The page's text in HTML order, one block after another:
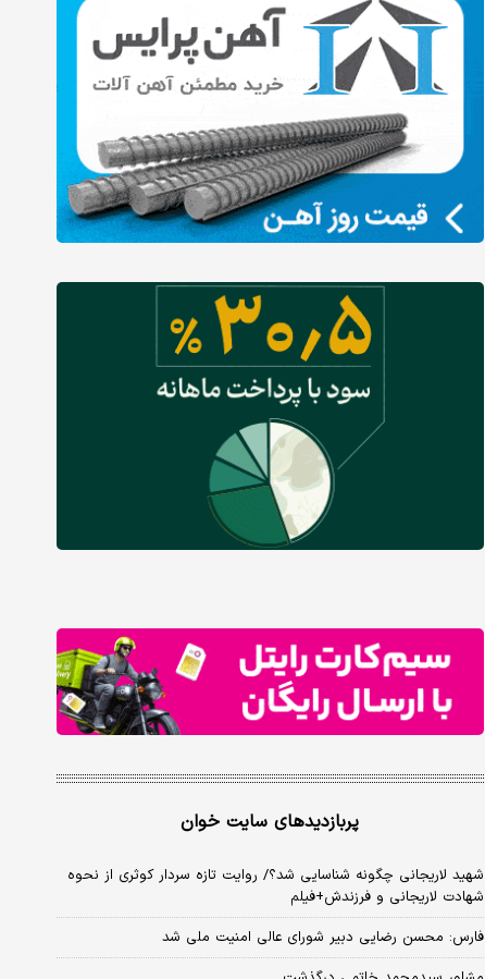
پربازدیدهای سایت خوان
شهید لاریجانی چگونه شناسایی شد؟/ روایت تازه سردار کوثری از نحوه
شهادت لاریجانی و فرزندش+فیلم
فارس: محسن رضایی دبیر شورای عالی امنیت ملی شد